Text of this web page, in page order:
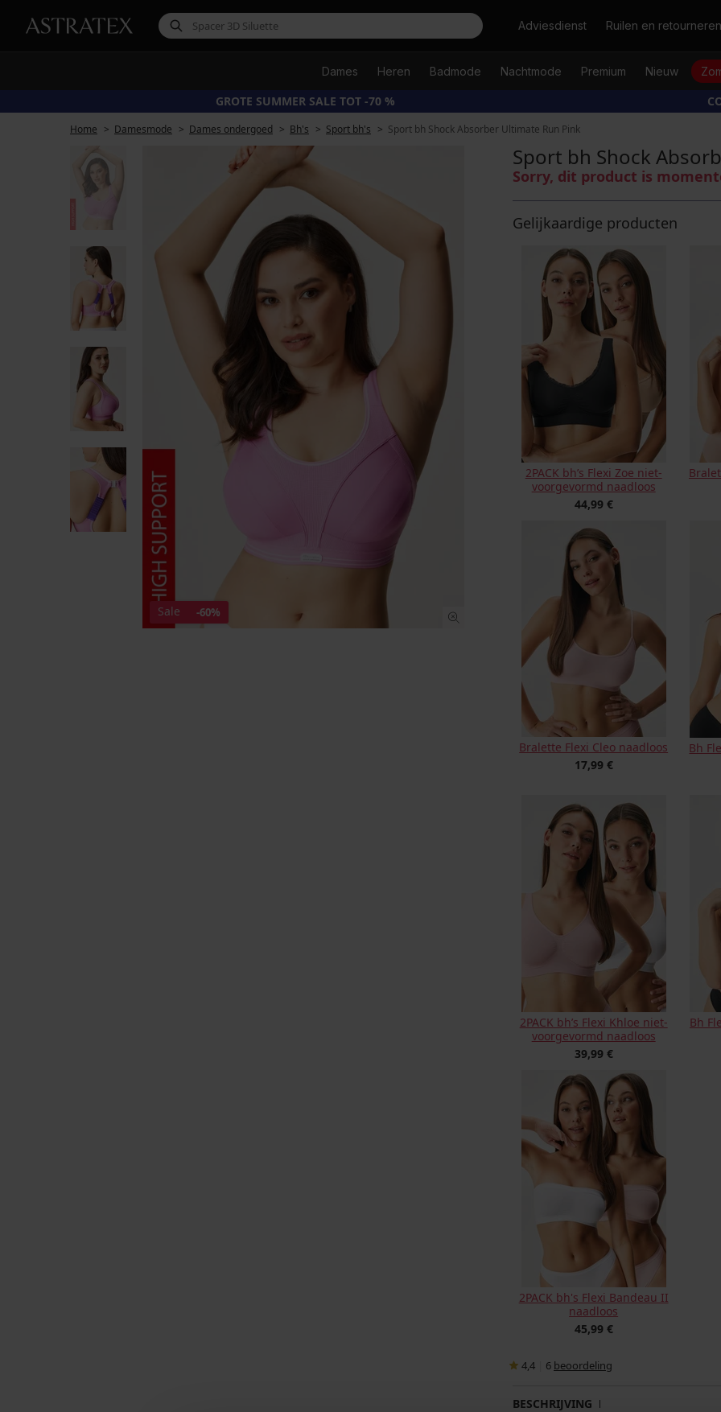
ZoekenAdviesdienst Ruilen en retourneren
Dames Heren Badmode Nachtmode Premium Nieuw
GROTE SUMMER SALE TOT -70 %
Home Damesmode Dames ondergoed Bh's Sport bh's Sport bh Shock Absorber Ultimate Run Pink
Sale -60%
Sport bh Shock
Sorry, dit product is
Gelijkaardige producten
2PACK bh’s Flexi Zoe niet-
voorgevormd naadloos
44,99 €
Bralette Flexi Cleo naadloos
17,99 €
Bh
2PACK bh’s Flexi Khloe niet-
voorgevormd naadloos
39,99 €
Bh
2PACK bh's Flexi Bandeau II
naadloos
45,99 €
4,4 6 beoordeling
BESCHRIJVING